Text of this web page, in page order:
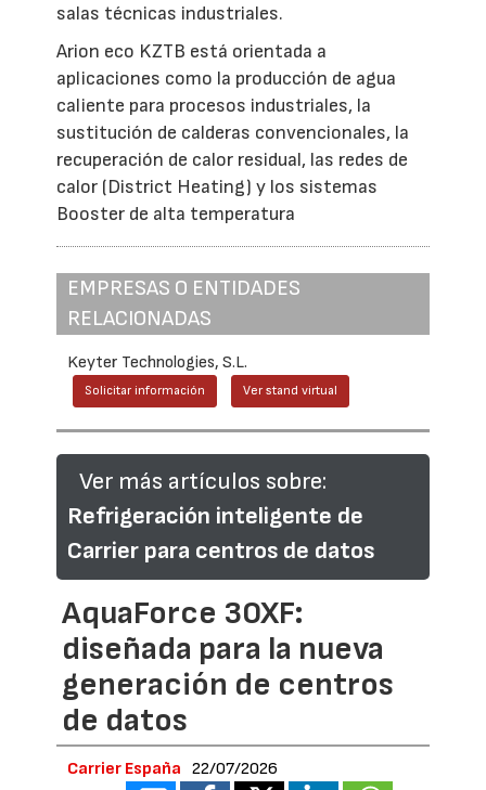
salas técnicas industriales.
Arion eco KZTB está orientada a
aplicaciones como la producción de agua
caliente para procesos industriales, la
sustitución de calderas convencionales, la
recuperación de calor residual, las redes de
calor (District Heating) y los sistemas
Booster de alta temperatura
EMPRESAS O ENTIDADES
RELACIONADAS
Keyter Technologies, S.L.
Solicitar información Ver stand virtual
Ver más artículos sobre:
Refrigeración inteligente de
Carrier para centros de datos
AquaForce 30XF:
diseñada para la nueva
generación de centros
de datos
Carrier España 22/07/2026